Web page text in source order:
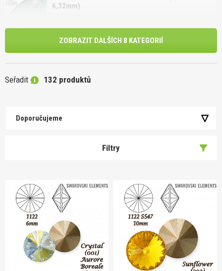
6,32mm)
ZOBRAZIT DALŠÍCH 8 KATEGORIÍ
Seřadit 132 produktů
Doporučujeme
Filtry